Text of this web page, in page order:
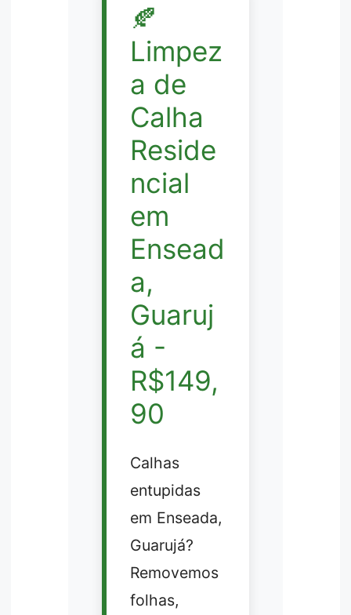
🍂
Limpez
a de
Calha
Reside
ncial
em
Ensead
a,
Guaruj
á -
R$149,
90
Calhas
entupidas
em Enseada,
Guarujá?
Removemos
folhas,